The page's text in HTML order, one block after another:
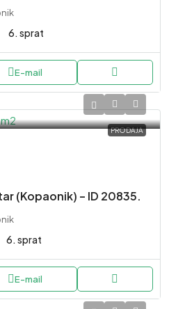
6. sprat
E-mail
PRODAJA
(Kopaonik) – ID 20835.
6. sprat
E-mail